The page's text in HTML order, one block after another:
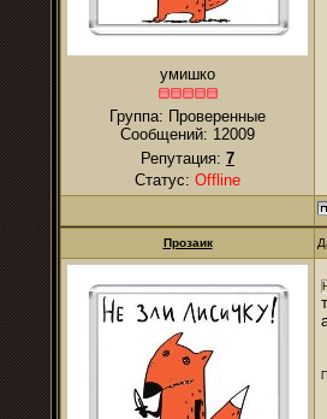
умишко
Группа: Проверенные
Сообщений: 12009
Репутация: 7
Статус: Offline
Прозаик